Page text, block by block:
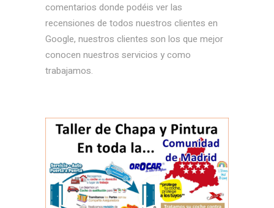
comentarios donde podéis ver las
recensiones de todos nuestros clientes en
Google, nuestros clientes son los que mejor
conocen nuestros servicios y como
trabajamos.